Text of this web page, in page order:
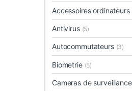
Accessoires ordinateurs
Antivirus (5)
Autocommutateurs (3)
Biometrie (5)
Cameras de surveillance